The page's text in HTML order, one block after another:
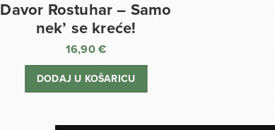
Davor Rostuhar – Samo
nek’ se kreće!
16,90€
DODAJ U KOŠARICU